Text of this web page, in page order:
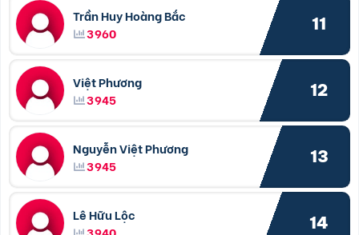
Trần Huy Hoàng Bắc
3960
11
Việt Phương
3945
12
Nguyễn Việt Phương
3945
13
Lê Hữu Lộc
14